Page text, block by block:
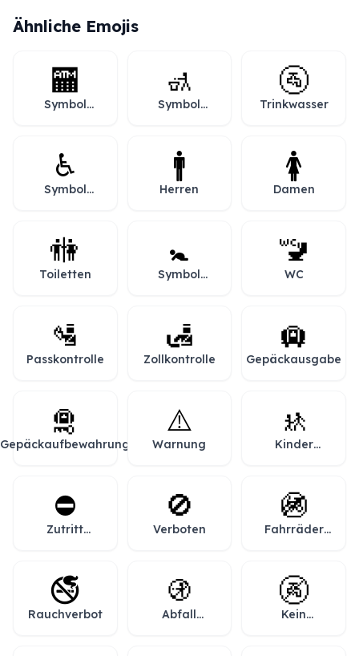
Ähnliche Emojis
🏧
Symbol
🚮
Symbol
🚰
Trinkwasser
♿
Symbol
🚹
Herren
🚺
Damen
🚻
Toiletten
🚼
Symbol
🚾
WC
🛂
Passkontrolle
🛃
Zollkontrolle
🛄
Gepäckausgabe
🛅
Gepäckaufbewahrung
⚠️
Warnung
🚸
Kinder
⛔
Zutritt
🚫
Verboten
🚳
Fahrräder
🚭
Rauchverbot
🚯
Abfall
🚱
Kein